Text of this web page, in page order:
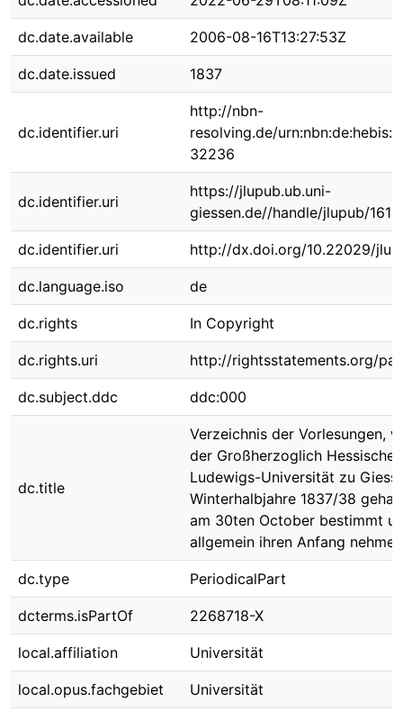
dc.date.available 2006-08-16T13:27:53Z
dc.date.issued 1837
dc.identifier.uri
http://nbn-
resolving.de/
32236
dc.identifier.uri
https://jlupub.ub.uni-
giessen.de//handle/jlupub/1614
dc.identifier.uri http://dx.doi.org/10.22029/
dc.language.iso de
dc.rights In Copyright
dc.rights.uri http://rightsstatements.org/
dc.subject.ddc ddc:000
dc.title
Verzeichnis der Vorlesungen,
der Großherzoglich Hessischen
Ludewigs-Universität zu
Winterhalbjahre 1837/38
am 30ten October bestimmt
allgemein ihren Anfang
dc.type PeriodicalPart
dcterms.isPartOf 2268718-X
local.affiliation Universität
local.opus.fachgebiet Universität